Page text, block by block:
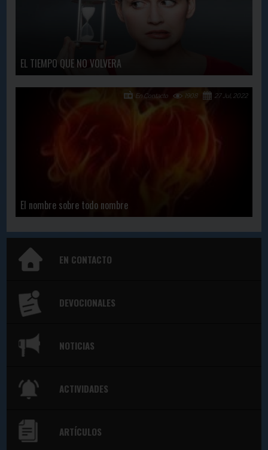
EL TIEMPO QUE NO VOLVERA
El nombre sobre todo nombre
27 Jul, 2022
1908
En Contacto
EN CONTACTO
DEVOCIONALES
NOTICIAS
ACTIVIDADES
ARTÍCULOS